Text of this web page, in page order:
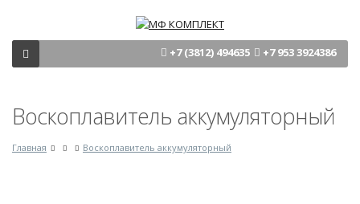
+7 (3812) 494635 +7 953 3924386
Воскоплавитель аккумуляторный
Главная Воскоплавитель аккумуляторный